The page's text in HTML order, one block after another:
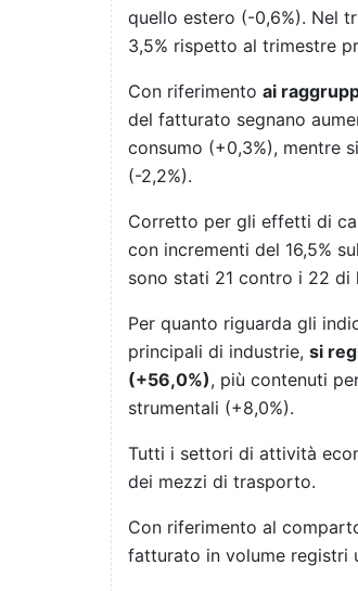
quello estero (-0,6%). Nel
3,5% rispetto al trimestre
Con riferimento ai
del fatturato segnano
consumo (+0,3%), mentre
(-2,2%).
Corretto per gli effetti di
con incrementi del 16,5%
sono stati 21 contro i 22 di
Per quanto riguarda gli
principali di industrie, si
(+56,0%), più contenuti
strumentali (+8,0%).
Tutti i settori di attività
dei mezzi di trasporto.
Con riferimento al
fatturato in volume registri